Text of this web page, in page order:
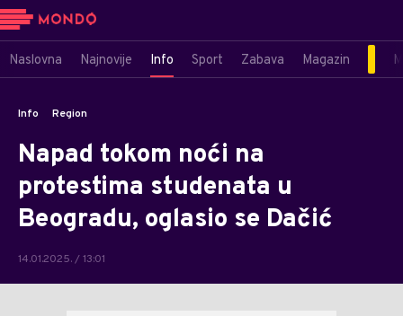
Naslovna Najnovije Info Sport Zabava Magazin
Info Region
Napad tokom noći na
protestima studenata u
Beogradu, oglasio se Dačić
14.01.2025. / 13:01